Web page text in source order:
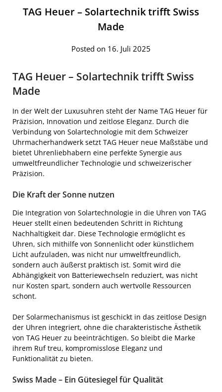
TAG Heuer – Solartechnik trifft Swiss
Made
Posted on 16. Juli 2025
TAG Heuer – Solartechnik trifft Swiss
Made
In der Welt der Luxusuhren steht der Name TAG Heuer für
Präzision, Innovation und zeitlose Eleganz. Durch die
Verbindung von Solartechnologie mit dem Schweizer
Uhrmacherhandwerk setzt TAG Heuer neue Maßstäbe und
bietet Uhrenliebhabern eine perfekte Synergie aus
umweltfreundlicher Technologie und schweizerischer
Präzision.
Die Kraft der Sonne nutzen
Die Integration von Solartechnologie in die Uhren von TAG
Heuer stellt einen bedeutenden Schritt in Richtung
Nachhaltigkeit dar. Diese Technologie ermöglicht es
Uhren, sich mithilfe von Sonnenlicht oder künstlichem
Licht aufzuladen, was nicht nur umweltfreundlich,
sondern auch äußerst praktisch ist. Somit wird die
Abhängigkeit von Batteriewechseln reduziert, was nicht
nur Kosten spart, sondern auch wertvolle Ressourcen
schont.
Der Solarmechanismus ist geschickt in das zeitlose Design
der Uhren integriert, ohne die charakteristische Ästhetik
von TAG Heuer zu beeinträchtigen. So bleibt die Marke
ihrem Ruf treu, kompromisslose Eleganz und
Funktionalität zu bieten.
Swiss Made – Ein Gütesiegel für Qualität